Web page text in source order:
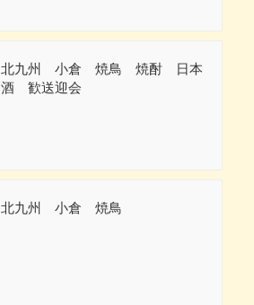
北九州 小倉 焼鳥 焼酎 日本
酒 歓送迎会
北九州 小倉 焼鳥